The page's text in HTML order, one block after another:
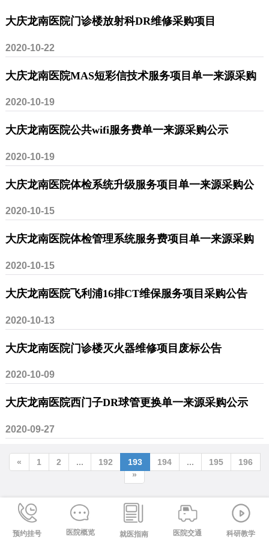
大庆龙南医院门诊楼放射科DR维修采购项目
2020-10-22
大庆龙南医院MAS短彩信技术服务项目单一来源采购
公示
2020-10-19
大庆龙南医院公共wifi服务费单一来源采购公示
2020-10-19
大庆龙南医院体检系统升级服务项目单一来源采购公
示
2020-10-15
大庆龙南医院体检管理系统服务费项目单一来源采购
公示
2020-10-15
大庆龙南医院飞利浦16排CT维保服务项目采购公告
2020-10-13
大庆龙南医院门诊楼灭火器维修项目废标公告
2020-10-09
大庆龙南医院西门子DR球管更换单一来源采购公示
2020-09-27
« 1 2 ... 192 193 194 ... 195
196
»
预约挂号 医院概览 就医指南 医院交通 科研教学